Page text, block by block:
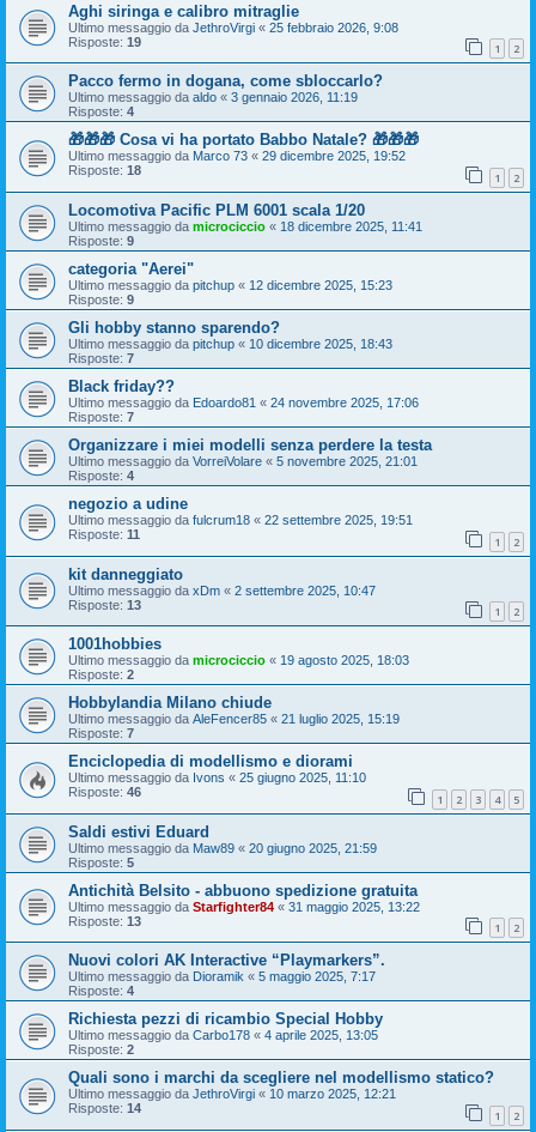
Aghi siringa e calibro mitraglie
Ultimo messaggio da JethroVirgi « 25 febbraio 2026, 9:08
Risposte: 19 1 2
Pacco fermo in dogana, come sbloccarlo?
Ultimo messaggio da aldo « 3 gennaio 2026, 11:19
Risposte: 4
🎁🎁🎁 Cosa vi ha portato Babbo Natale? 🎁🎁🎁
Ultimo messaggio da Marco 73 « 29 dicembre 2025, 19:52
Risposte: 18 1 2
Locomotiva Pacific PLM 6001 scala 1/20
Ultimo messaggio da microciccio « 18 dicembre 2025, 11:41
Risposte: 9
categoria "Aerei"
Ultimo messaggio da pitchup « 12 dicembre 2025, 15:23
Risposte: 9
Gli hobby stanno sparendo?
Ultimo messaggio da pitchup « 10 dicembre 2025, 18:43
Risposte: 7
Black friday??
Ultimo messaggio da Edoardo81 « 24 novembre 2025, 17:06
Risposte: 7
Organizzare i miei modelli senza perdere la testa
Ultimo messaggio da VorreiVolare « 5 novembre 2025, 21:01
Risposte: 4
negozio a udine
Ultimo messaggio da fulcrum18 « 22 settembre 2025, 19:51
Risposte: 11 1 2
kit danneggiato
Ultimo messaggio da xDm « 2 settembre 2025, 10:47
Risposte: 13 1 2
1001hobbies
Ultimo messaggio da microciccio « 19 agosto 2025, 18:03
Risposte: 2
Hobbylandia Milano chiude
Ultimo messaggio da AleFencer85 « 21 luglio 2025, 15:19
Risposte: 7
Enciclopedia di modellismo e diorami
Ultimo messaggio da Ivons « 25 giugno 2025, 11:10
Risposte: 46 1 2 3 4 5
Saldi estivi Eduard
Ultimo messaggio da Maw89 « 20 giugno 2025, 21:59
Risposte: 5
Antichità Belsito - abbuono spedizione gratuita
Ultimo messaggio da Starfighter84 « 31 maggio 2025, 13:22
Risposte: 13 1 2
Nuovi colori AK Interactive “Playmarkers”.
Ultimo messaggio da Dioramik « 5 maggio 2025, 7:17
Risposte: 4
Richiesta pezzi di ricambio Special Hobby
Ultimo messaggio da Carbo178 « 4 aprile 2025, 13:05
Risposte: 2
Quali sono i marchi da scegliere nel modellismo statico?
Ultimo messaggio da JethroVirgi « 10 marzo 2025, 12:21
Risposte: 14 1 2